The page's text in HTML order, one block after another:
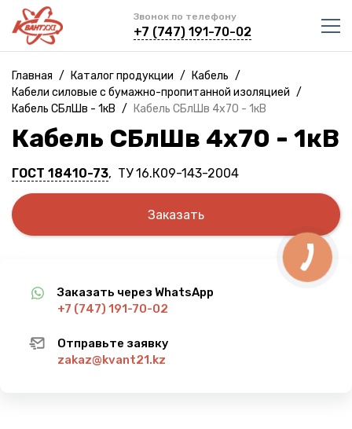
Звонок по телефону
+7 (747) 191-70-02
Главная / Каталог продукции / Кабель /
Кабели силовые с бумажно-пропитанной изоляцией /
Кабель СБлШв - 1кВ / Кабель СБлШв 4х70 - 1кВ
Кабель СБлШв 4х70 - 1кВ
ГОСТ 18410-73, ТУ 16.К09-143-2004
Заказать
Заказать через WhatsApp
+7 (747) 191-70-02
Отправьте заявку
zakaz@kvant21.kz